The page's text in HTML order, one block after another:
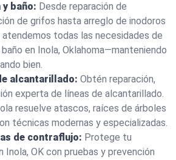
baño: Desde reparación de
de grifos hasta arreglo de inodoros
atendemos todas las necesidades de
en Inola, Oklahoma—manteniendo
bien.
alcantarillado: Obtén reparación,
experta de líneas de alcantarillado.
resuelve atascos, raíces de árboles
técnicas modernas y especializadas.
de contraflujo: Protege tu
Inola, OK con pruebas y prevención